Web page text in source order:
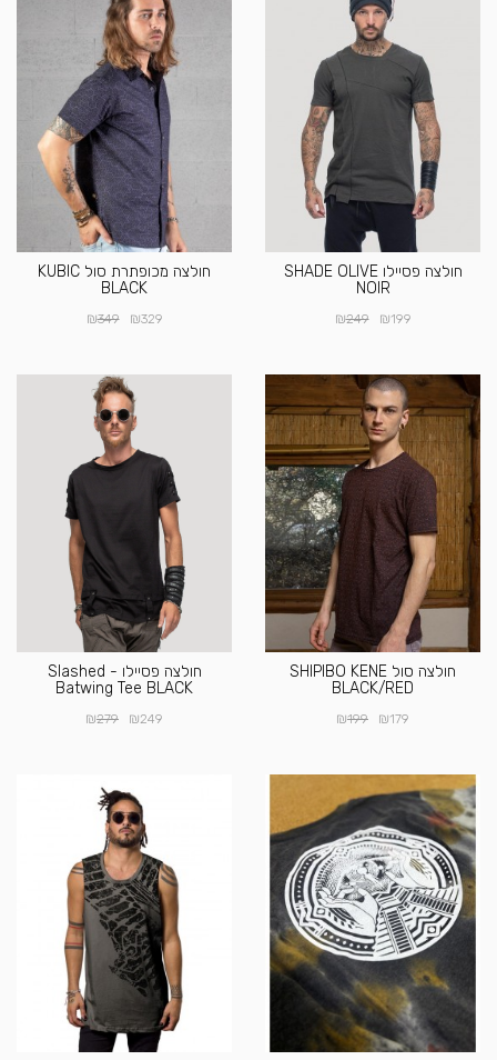
חולצה פסיילו SHADE OLIVE
NOIR
₪199
₪249
חולצה מכופתרת סול KUBIC
BLACK
₪329
₪349
חולצה סול SHIPIBO KENE
BLACK/RED
₪179
₪199
חולצה פסיילו - Slashed
Batwing Tee BLACK
₪249
₪279